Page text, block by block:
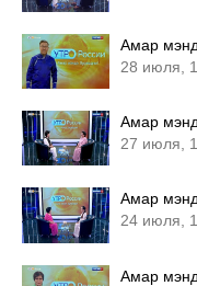
Амар
28 июля,
Амар
27 июля,
Амар
24 июля,
Амар